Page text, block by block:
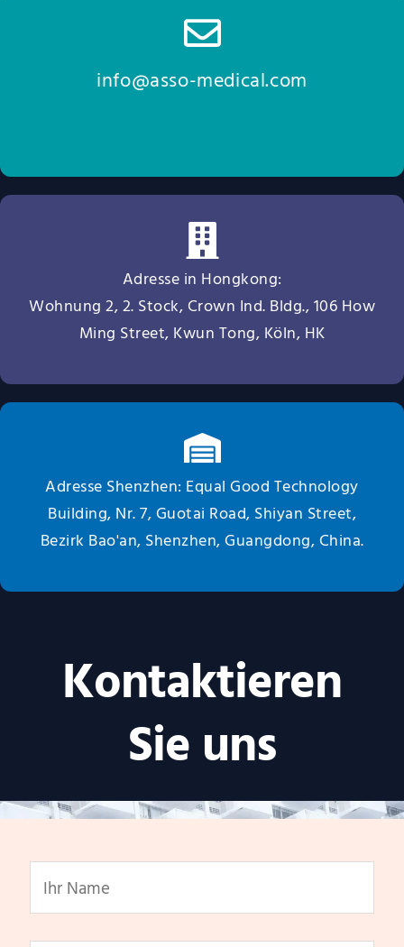
info@asso-medical.com
Adresse in Hongkong:
Wohnung 2, 2. Stock, Crown Ind. Bldg., 106 How
Ming Street, Kwun Tong, Köln, HK
Adresse Shenzhen: Equal Good Technology
Building, Nr. 7, Guotai Road, Shiyan Street,
Bezirk Bao'an, Shenzhen, Guangdong, China.
Kontaktieren
Sie uns